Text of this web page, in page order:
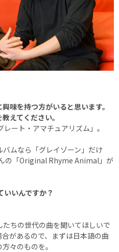
味を持つ方がいると思います。
えてください。
ート・アマチュアリズム」。
ムなら「グレイゾーン」だけ
の「Original Rhyme Animal」が
いいんですか？
たちの世代の曲を聞いてほしいで
があるので、まずは日本語の曲
々のものを。